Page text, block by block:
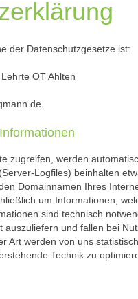
der Datenschutzgesetze ist:
OT Ahlten
zugreifen, werden
Logfiles) beinhalten
Domainnamen Ihres
um Informationen,
sind technisch
auszuliefern und fallen bei
Art werden von uns
Technik zu